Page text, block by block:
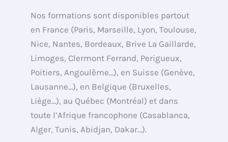
i
t
t
e
r
e
d
i
n
u
b
e
b
o
o
k
Nos formations sont disponibles partout
en France (Paris, Marseille, Lyon, Toulouse,
Nice, Nantes, Bordeaux, Brive La Gaillarde,
Limoges, Clermont Ferrand, Perigueux,
Poitiers, Angoulême…), en Suisse (Genève,
Lausanne…), en Belgique (Bruxelles,
Liège…), au Québec (Montréal) et dans
toute l’Afrique francophone (Casablanca,
Alger, Tunis, Abidjan, Dakar…).